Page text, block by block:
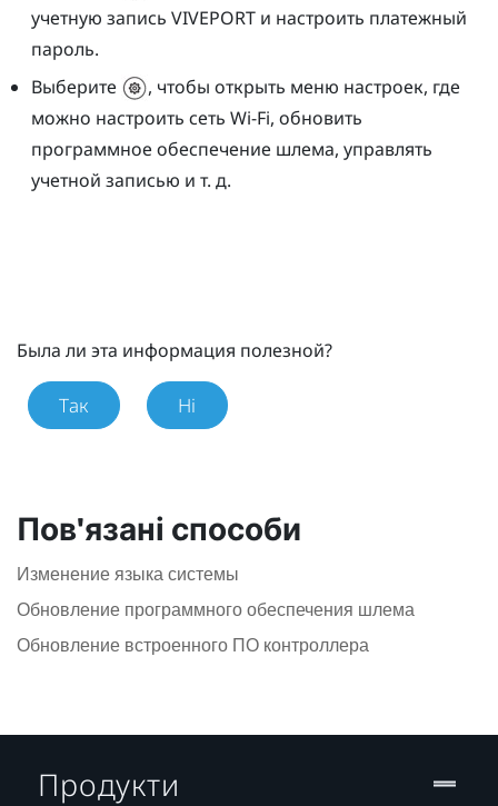
учетную запись VIVEPORTи настроить платежный
пароль.
Выберите
, чтобы открыть меню настроек, где
можно настроить сеть Wi-Fi, обновить
программное обеспечение шлема, управлять
учетной записью и т. д.
Была ли эта информация полезной?
Так Ні
Пов'язані способи
Изменение языка системы
Обновление программного обеспечения шлема
Обновление встроенного ПО контроллера
Продукти